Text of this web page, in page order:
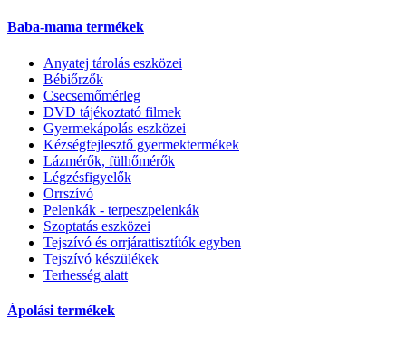
Baba-mama termékek
Anyatej tárolás eszközei
Bébiőrzők
Csecsemőmérleg
DVD tájékoztató filmek
Gyermekápolás eszközei
Kézségfejlesztő gyermektermékek
Lázmérők, fülhőmérők
Légzésfigyelők
Orrszívó
Pelenkák - terpeszpelenkák
Szoptatás eszközei
Tejszívó és orrjárattisztítók egyben
Tejszívó készülékek
Terhesség alatt
Ápolási termékek